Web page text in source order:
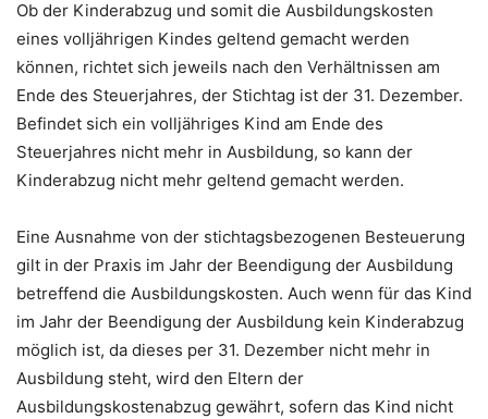
Ob der Kinderabzug und somit die Ausbildungskosten
eines volljährigen Kindes geltend gemacht werden
können, richtet sich jeweils nach den Verhältnissen am
Ende des Steuerjahres, der Stichtag ist der 31. Dezember.
Befindet sich ein volljähriges Kind am Ende des
Steuerjahres nicht mehr in Ausbildung, so kann der
Kinderabzug nicht mehr geltend gemacht werden.
Eine Ausnahme von der stichtagsbezogenen Besteuerung
gilt in der Praxis im Jahr der Beendigung der Ausbildung
betreffend die Ausbildungskosten. Auch wenn für das Kind
im Jahr der Beendigung der Ausbildung kein Kinderabzug
möglich ist, da dieses per 31. Dezember nicht mehr in
Ausbildung steht, wird den Eltern der
Ausbildungskostenabzug gewährt, sofern das Kind nicht